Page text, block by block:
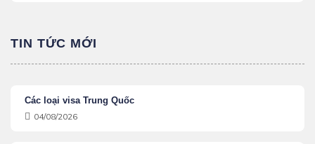
TIN TỨC MỚI
Các loại visa Trung Quốc
04/08/2026